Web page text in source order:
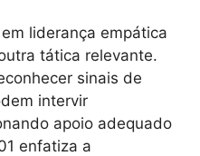
liderança empática
tática relevante.
sinais de
intervir
apoio adequado
enfatiza a